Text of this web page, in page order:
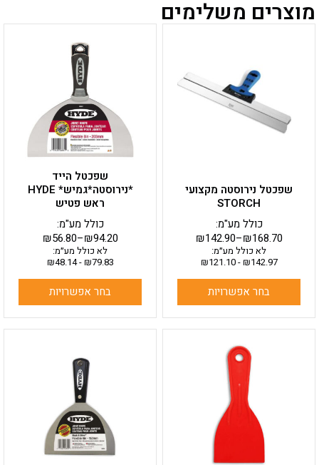
מוצרים משלימים
שפכטל נירוסטה מקצועי
STORCH
₪142.90–₪168.70
כולל מע"מ:
לא כולל מע״מ:
₪142.97
-
₪121.10
בחר אפשרויות
סוגים.
ניתן
שפכטל הייד
*נירוסטה*גמיש* HYDE
ראש פטיש
₪56.80–₪94.20
כולל מע"מ:
לא כולל מע״מ:
₪79.83
-
₪48.14
בחר אפשרויות
זה
יש
מספר
סוגים.
ניתן
לבחור
את
האפשרויות
המוצר
זה
יש
מספר
סוגים.
ניתן
לבחור
האפשרויות
יש
מספר
סוגים.
ניתן
לבחור
את
האפשרויות